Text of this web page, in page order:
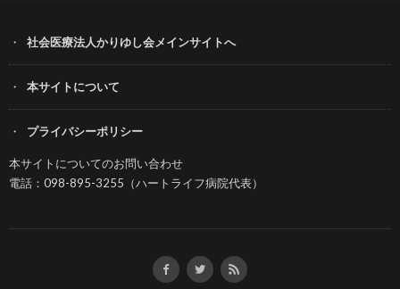
社会医療法人かりゆし会メインサイトへ
本サイトについて
プライバシーポリシー
本サイトについてのお問い合わせ
電話：098-895-3255（ハートライフ病院代表）